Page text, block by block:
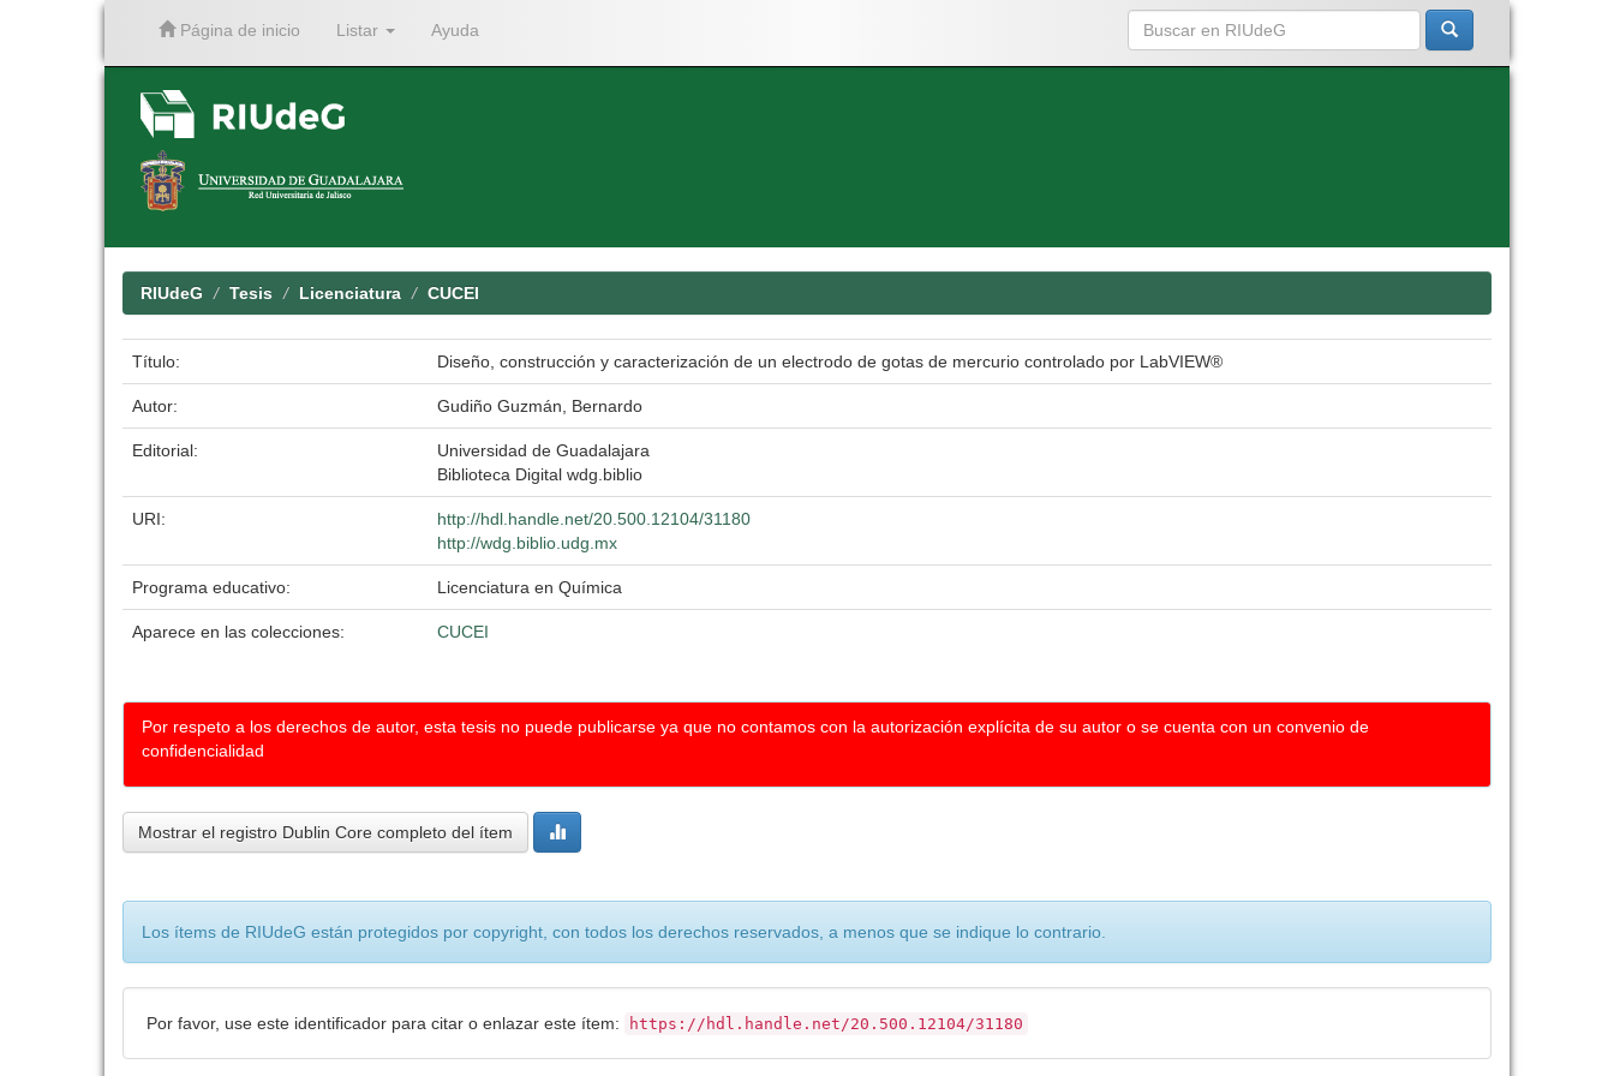
Página de inicio Listar Ayuda
RIUdeG Tesis Licenciatura CUCEI
Título: Diseño, construcción y caracterización de un electrodo de gotas de mercurio controlado por LabVIEW®
Autor: Gudiño Guzmán, Bernardo
Editorial:
Universidad de Guadalajara
Biblioteca Digital wdg.biblio
URI:
http://hdl.handle.net/20.500.12104/31180
http://wdg.biblio.udg.mx
Programa educativo: Licenciatura en Química
Aparece en las colecciones: CUCEI
Por respeto a los derechos de autor, esta tesis no puede publicarse ya que no contamos con la autorización explícita de su autor o se cuenta con un convenio de
confidencialidad
Mostrar el registro Dublin Core completo del ítem
Los ítems de RIUdeG están protegidos por copyright, con todos los derechos reservados, a menos que se indique lo contrario.
Por favor, use este identificador para citar o enlazar este ítem: https://hdl.handle.net/20.500.12104/31180